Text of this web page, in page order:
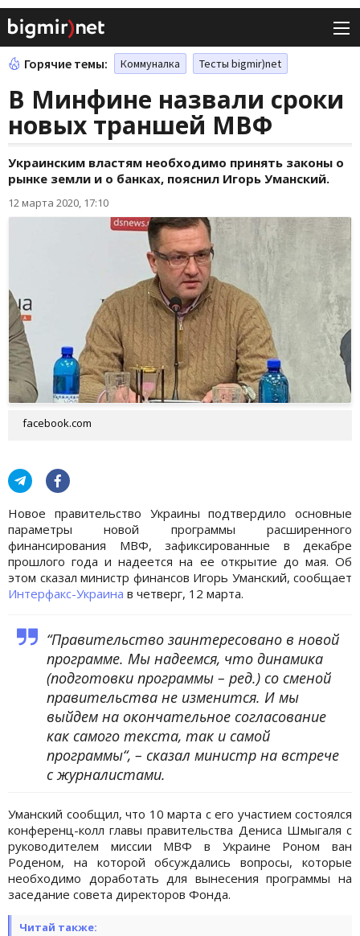
Горячие темы: Коммуналка Тесты bigmir)net
В Минфине назвали сроки
новых траншей МВФ
Украинским властям необходимо принять законы о
рынке земли и о банках, пояснил Игорь Уманский.
12 марта 2020, 17:10
facebook.com
Новое правительство Украины подтвердило основные
параметры новой программы расширенного
финансирования МВФ, зафиксированные в декабре
прошлого года и надеется на ее открытие до мая. Об
этом сказал министр финансов Игорь Уманский, сообщает
Интерфакс-Украина в четверг, 12 марта.
“Правительство заинтересовано в новой
программе. Мы надеемся, что динамика
(подготовки программы – ред.) со сменой
правительства не изменится. И мы
выйдем на окончательное согласование
как самого текста, так и самой
программы“, – сказал министр на встрече
с журналистами.
Уманский сообщил, что 10 марта с его участием состоялся
конференц-колл главы правительства Дениса Шмыгаля с
руководителем миссии МВФ в Украине Роном ван
Роденом, на которой обсуждались вопросы, которые
необходимо доработать для вынесения программы на
заседание совета директоров Фонда.
Читай также: